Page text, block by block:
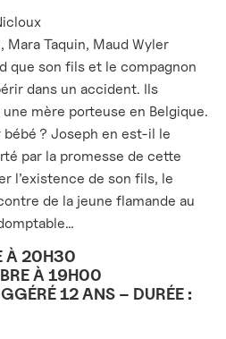
Mara Taquin, Maud Wyler
que son fils et le compagnon
dans un accident. Ils
mère porteuse en Belgique.
? Joseph en est-il le
par la promesse de cette
l’existence de son fils, le
de la jeune flamande au
À 20H30
À 19H00
12 ANS – DURÉE :